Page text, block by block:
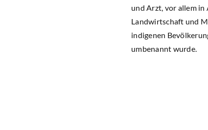
und Arzt, vor allem in
Landwirtschaft und
indigenen
umbenannt wurde.